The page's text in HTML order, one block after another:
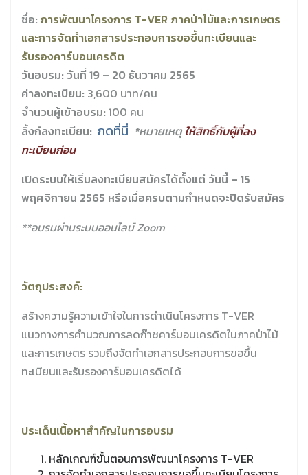
ชื่อ: การพัฒนาโครงการ T-VER ภาคป่าไม้และการเกษตร
และการจัดทำเอกสารประกอบการขอขึ้นทะเบียนและ
รับรองคาร์บอนเครดิต
วันอบรม: วันที่ 19 – 20 ธันวาคม 2565
ค่าลงทะเบียน: 3,600 บาท/คน
จำนวนผู้เข้าอบรม: 100 คน
ลิ้งก์ลงทะเบียน: กดที่นี่ *หมายเหตุ ให้สิทธิ์กับผู้ที่ลง
ทะเบียนก่อน
เปิดระบบให้เริ่มลงทะเบียนสมัครได้ตั้งแต่ วันนี้ – 15
พฤศจิกายน 2565 หรือเมื่อครบตามกำหนดจะปิดรับสมัคร
**อบรมผ่านระบบออนไลน์ Zoom
วัตถุประสงค์:
สร้างความรู้ความเข้าใจในการดำเนินโครงการ T-VER
แนวทางการคำนวณการลดก๊าซคาร์บอนเครดิตในภาคป่าไม้
และการเกษตร รวมถึงจัดทำเอกสารประกอบการขอขึ้น
ทะเบียนและรับรองคาร์บอนเครดิตได้
ประเด็นเนื้อหาสำคัญในการอบรม
หลักเกณฑ์ขั้นตอนการพัฒนาโครงการ T-VER